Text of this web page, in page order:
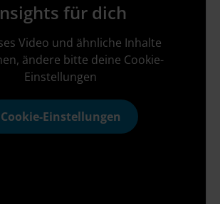
für dich
Video und ähnliche Inhalte
ändere bitte deine Cookie-
Einstellungen
Cookie-Einstellungen